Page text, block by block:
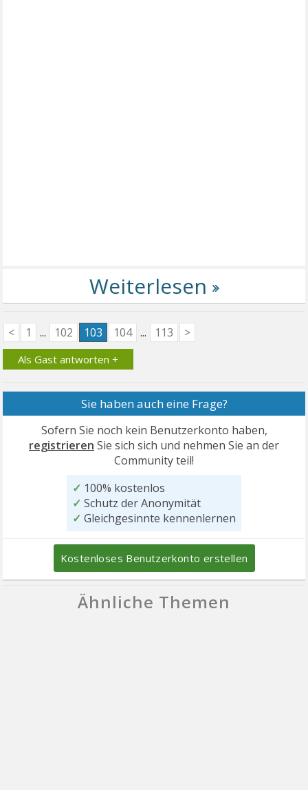
< 1 ... 102 103 104 ... 113 >
Als Gast antworten +
Sie haben auch eine Frage?
Sofern Sie noch kein Benutzerkonto haben,
registrieren Sie sich sich und nehmen Sie an der
Community teil!
✓ 100% kostenlos
✓ Schutz der Anonymität
✓ Gleichgesinnte kennenlernen
Kostenloses Benutzerkonto erstellen
Ähnliche Themen